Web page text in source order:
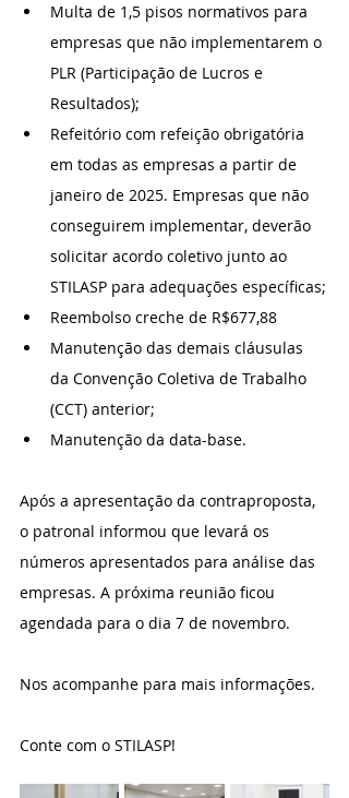
Multa de 1,5 pisos normativos para
empresas que não implementarem o
PLR (Participação de Lucros e
Resultados);
Refeitório com refeição obrigatória
em todas as empresas a partir de
janeiro de 2025. Empresas que não
conseguirem implementar, deverão
solicitar acordo coletivo junto ao
STILASP para adequações específicas;
Reembolso creche de R$677,88
Manutenção das demais cláusulas
da Convenção Coletiva de Trabalho
(CCT) anterior;
Manutenção da data-base.
Após a apresentação da contraproposta,
o patronal informou que levará os
números apresentados para análise das
empresas. A próxima reunião ficou
agendada para o dia 7 de novembro.
Nos acompanhe para mais informações.
Conte com o STILASP!